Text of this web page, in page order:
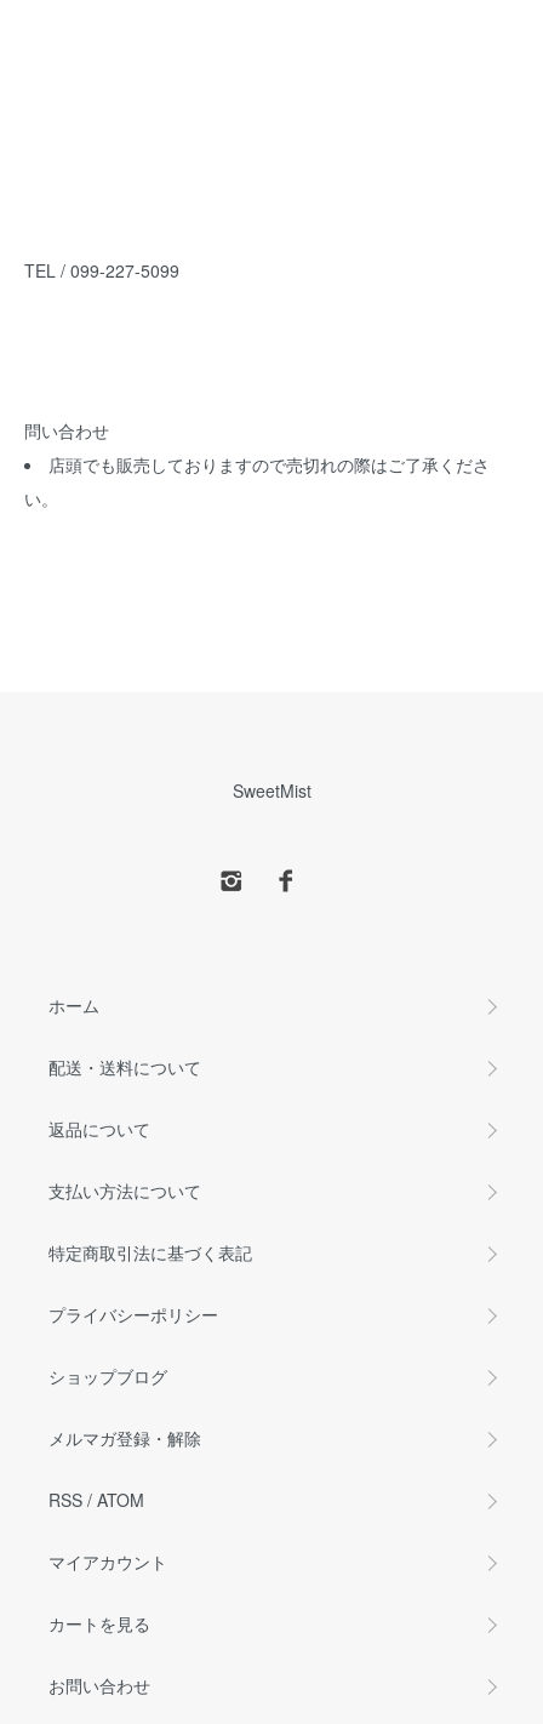
TEL / 099-227-5099
問い合わせ
店頭でも販売しておりますので売切れの際はご了承くださ
い。
SweetMist
ホーム
配送・送料について
返品について
支払い方法について
特定商取引法に基づく表記
プライバシーポリシー
ショップブログ
メルマガ登録・解除
RSS / ATOM
マイアカウント
カートを見る
お問い合わせ